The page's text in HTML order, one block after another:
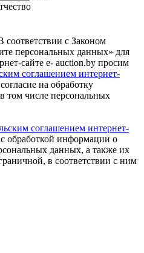
соответствии с Законом
персональных данных» для
сайте e- auction.by просим
соглашением интернет-
на обработку
том числе персональных
соглашением интернет-
с обработкой информации о
данных, а также их
в соответствии с ним